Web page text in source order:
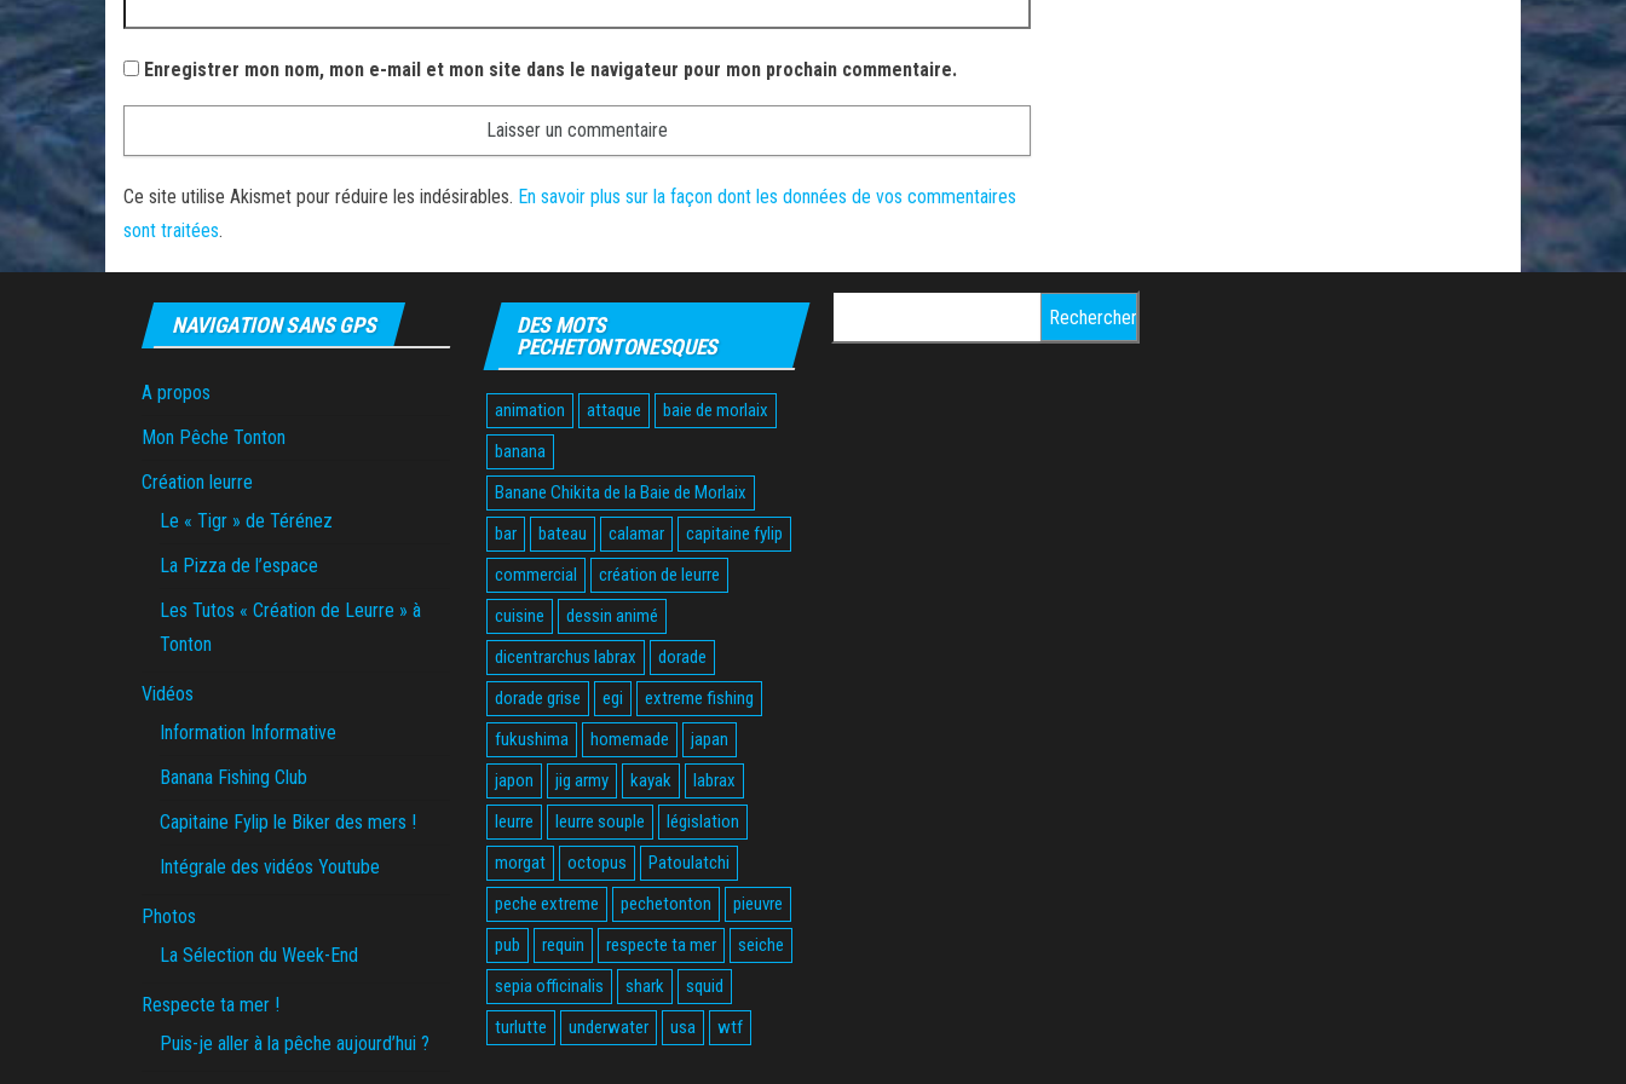
Enregistrer mon nom, mon e-mail et mon site dans le navigateur pour mon prochain commentaire.
Ce site utilise Akismet pour réduire les indésirables. En savoir plus sur la façon dont les données de vos commentaires
sont traitées.
NAVIGATION SANS GPS
A propos
Mon Pêche Tonton
Création leurre
Le « Tigr » de Térénez
La Pizza de l’espace
Les Tutos « Création de Leurre » à
Tonton
Vidéos
Information Informative
Banana Fishing Club
Capitaine Fylip le Biker des mers !
Intégrale des vidéos Youtube
Photos
La Sélection du Week-End
Respecte ta mer !
Puis-je aller à la pêche aujourd’hui ?
DES MOTS
PECHETONTONESQUES
animation attaque
baie de morlaix
banana
Banane Chikita de la Baie de Morlaix
bar
bateau calamar
capitaine fylip
commercial
création de leurre
cuisine
dessin animé
dicentrarchus labrax
dorade
dorade grise
egi
extreme fishing
fukushima
homemade
japan
japon
jig army kayak
labrax
leurre
leurre souple
législation
morgat
octopus
Patoulatchi
peche extreme
pechetonton
pieuvre
pub
requin respecte ta mer
seiche
sepia officinalis
shark
squid
turlutte
underwater usa wtf